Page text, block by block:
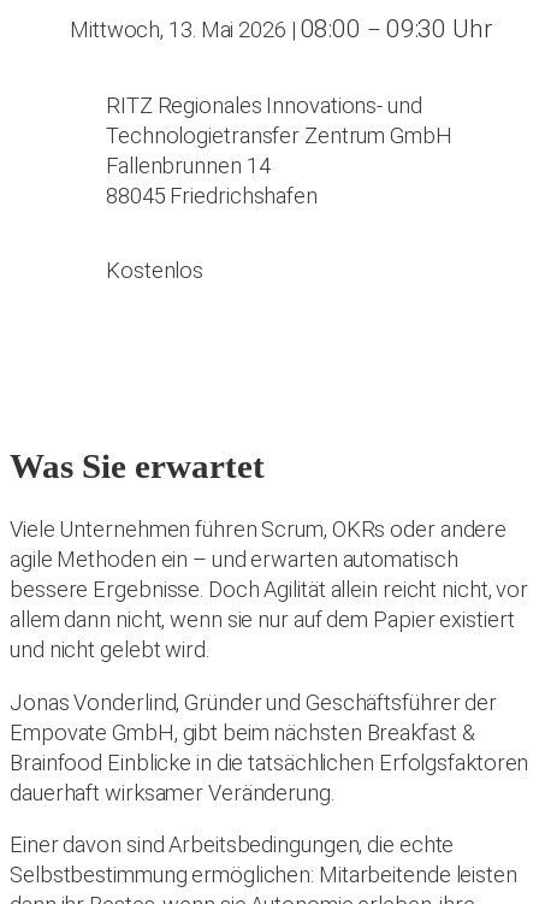
Mittwoch, 13. Mai 2026 | 08:00 – 09:30 Uhr
RITZ Regionales Innovations- und
Technologietransfer Zentrum GmbH
Fallenbrunnen 14
88045 Friedrichshafen
Kostenlos
Was Sie erwartet
Viele Unternehmen führen Scrum, OKRs oder andere
agile Methoden ein – und erwarten automatisch
bessere Ergebnisse. Doch Agilität allein reicht nicht, vor
allem dann nicht, wenn sie nur auf dem Papier existiert
und nicht gelebt wird.
Jonas Vonderlind, Gründer und Geschäftsführer der
Empovate GmbH, gibt beim nächsten Breakfast &
Brainfood Einblicke in die tatsächlichen Erfolgsfaktoren
dauerhaft wirksamer Veränderung.
Einer davon sind Arbeitsbedingungen, die echte
Selbstbestimmung ermöglichen: Mitarbeitende leisten